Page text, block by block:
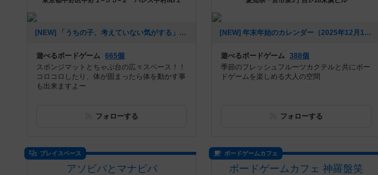
[NEW] 「うちの子、考えていない気がする」（2025年12月26日 14時35分）
遊べるボードゲーム 665個
スポンジマットとちゃぶ台の広々スペース！！
コロコロしたり、体が固まったら体を動かす事
も出来ますよー
フォローする
[NEW] 年末年始のカレンダー（2025年12月16日 11時13分）
遊べるボードゲーム 388個
季節のフレッシュフルーツカクテルと共にボー
ドゲームを楽しめる大人の空間
フォローする
プレイスペース
アソビバとマナビバ
ボードゲームカフェ
ボードゲームカフェ 神羅盤笑